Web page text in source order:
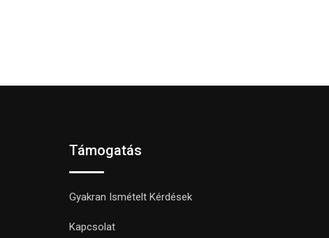
Támogatás
Gyakran Ismételt Kérdések
Kapcsolat